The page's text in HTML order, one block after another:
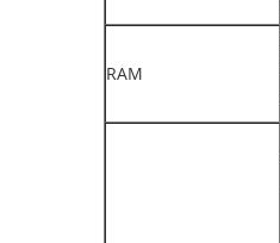
RAM